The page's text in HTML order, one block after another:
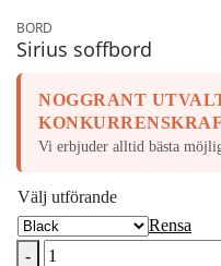
BORD
Sirius soffbord
NOGGRANT
Vi erbjuder alltid bästa
Välj utförande
Rensa
-